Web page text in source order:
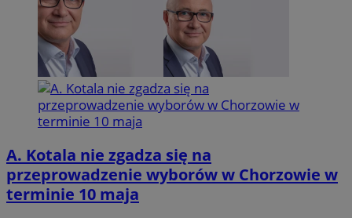
A. Kotala nie zgadza się na
przeprowadzenie wyborów w Chorzowie w
terminie 10 maja